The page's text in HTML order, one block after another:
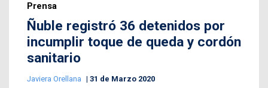
Prensa
Ñuble registró 36 detenidos por
incumplir toque de queda y cordón
sanitario
Javiera Orellana 31 de Marzo 2020